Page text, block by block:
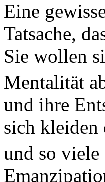
Eine
Tatsache,
Sie wollen
Mentalität
und ihre
sich
und so